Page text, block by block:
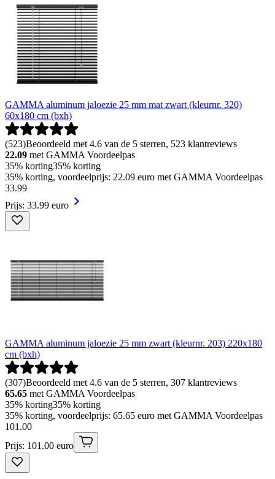
GAMMA aluminum jaloezie 25 mm mat zwart (kleurnr. 320)
60x180 cm (bxh)
(523)Beoordeeld met 4.6 van de 5 sterren, 523 klantreviews
22.09 met GAMMA Voordeelpas
35% korting35% korting
35% korting, voordeelprijs: 22.09 euro met GAMMA Voordeelpas
33.99
Prijs: 33.99 euro
GAMMA aluminum jaloezie 25 mm zwart (kleurnr. 203) 220x180
cm (bxh)
(307)Beoordeeld met 4.6 van de 5 sterren, 307 klantreviews
65.65 met GAMMA Voordeelpas
35% korting35% korting
35% korting, voordeelprijs: 65.65 euro met GAMMA Voordeelpas
101 .00
Prijs: 101.00 euro